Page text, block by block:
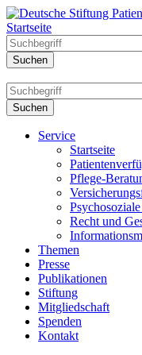
Startseite
Service
Startseite
Pflege-
Recht und
Themen
Presse
Publikationen
Stiftung
Mitgliedschaft
Spenden
Kontakt